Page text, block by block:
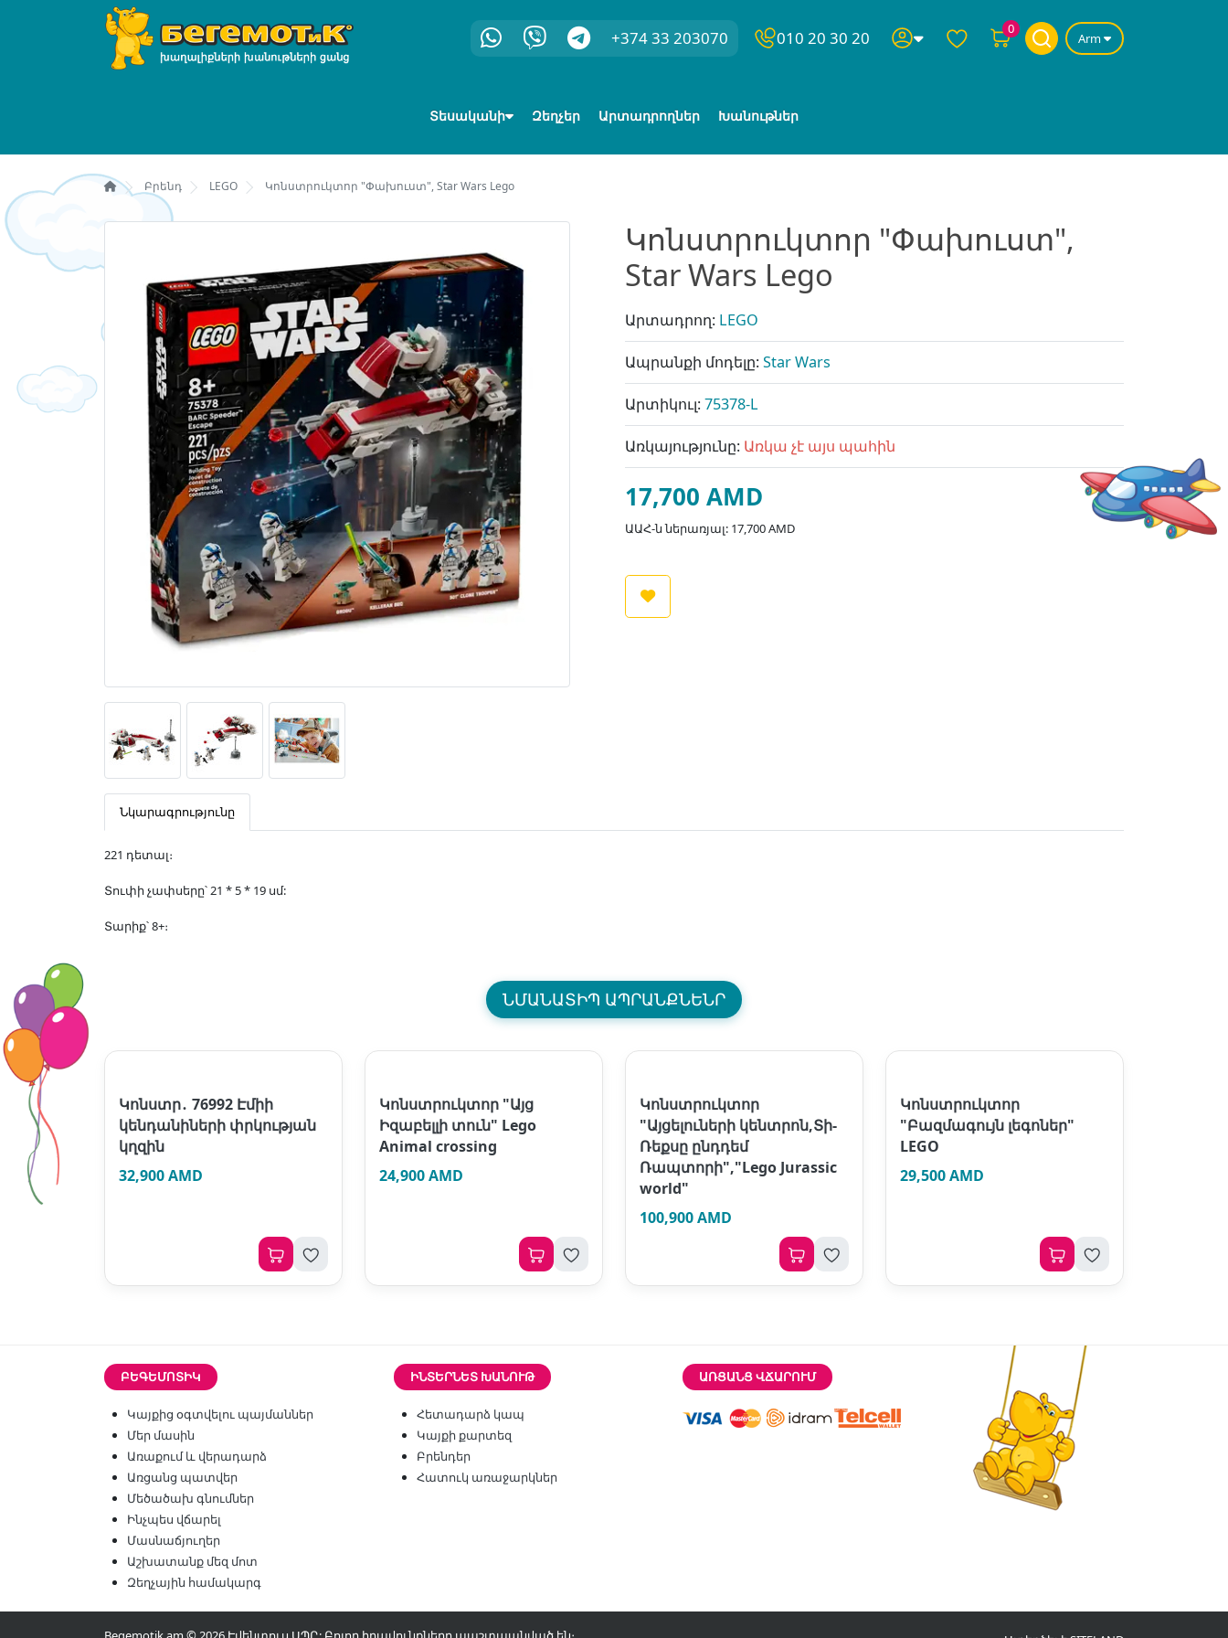
+374 33 203070 010 20 30 20 0
Arm
Տեսականի Զեղչեր Արտադրողներ Խանութներ
Բրենդ LEGO Կոնստրուկտոր "Փախուստ", Star Wars Lego
Կոնստրուկտոր "Փախուստ",
Star Wars Lego
Արտադրող: LEGO
Ապրանքի մոդելը: Star Wars
Արտիկուլ: 75378-L
Առկայությունը: Առկա չէ այս պահին
17,700 AMD
ԱԱՀ-ն ներառյալ: 17,700 AMD
Նկարագրությունը
221 դետալ։
Տուփի չափսերը՝ 21 * 5 * 19 սմ:
Տարիք՝ 8+։
ՆՄԱՆԱՏԻՊ ԱՊՐԱՆՔՆԵՆՐ
Կոնստր․ 76992 Էմիի
կենդանիների փրկության
կղզին
32,900 AMD
Կոնստրուկտոր "Այց
Իզաբելլի տուն" Lego
Animal crossing
24,900 AMD
Կոնստրուկտոր
"Այցելուների կենտրոն,Տի-
Ռեքսը ընդդեմ
Ռապտորի","Lego Jurassic
world"
100,900 AMD
Կոնստրուկտոր
"Բազմագույն լեգոներ"
LEGO
29,500 AMD
ԲԵԳԵՄՈՏԻԿ
Կայքից օգտվելու պայմաններ
Մեր մասին
Առաքում և վերադարձ
Առցանց պատվեր
Մեծածախ գնումներ
Ինչպես վճարել
Մասնաճյուղեր
Աշխատանք մեզ մոտ
Զեղչային համակարգ
ԻՆՏԵՐՆԵՏ ԽԱՆՈՒԹ
Հետադարձ կապ
Կայքի քարտեզ
Բրենդեր
Հատուկ առաջարկներ
ԱՌՑԱՆՑ ՎՃԱՐՈՒՄ